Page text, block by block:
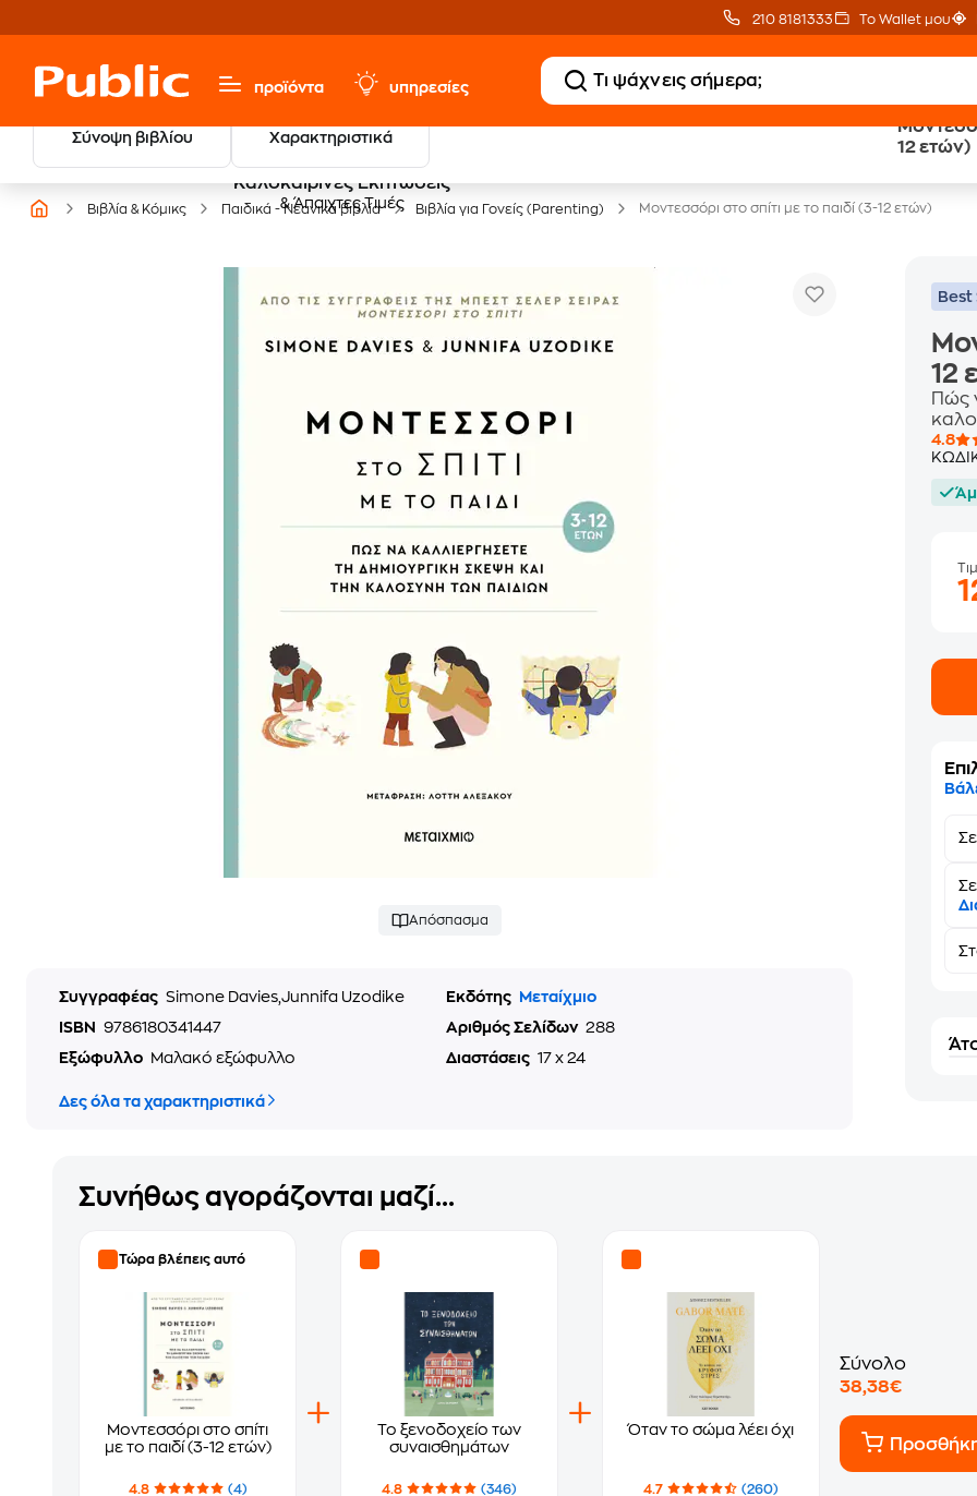
210 8181333 Το Wallet μου
προϊόντα υπηρεσίες
Σύνοψη βιβλίου Χαρακτηριστικά
12 ετών)
Καλοκαιρινές Εκπτώσεις
& Άπαιχτες Τιμές
Δωρεάν
Βιβλία & Κόμικς Παιδικά - Νεανικά βιβλία Βιβλία για Γονείς (Parenting) Μοντεσσόρι στο σπίτι με το παιδί (3-12 ετών)
Απόσπασμα
Συγγραφέας Simone Davies,Junnifa Uzodike Εκδότης
Μεταίχμιο
ISBN
9786180341447 Αριθμός Σελίδων 288
Εξώφυλλο
Μαλακό εξώφυλλο Διαστάσεις 17 x 24
Δες όλα τα χαρακτηριστικά
Best
12
Πώς
4.8
Συνήθως αγοράζονται μαζί...
Τώρα βλέπεις αυτό
Μοντεσσόρι στο σπίτι
με το παιδί (3-12 ετών)
4.8
(4)
Το ξενοδοχείο των
συναισθημάτων
4.8
(346)
Όταν το σώμα λέει όχι
4.7
(260)
Σύνολο
38,38€